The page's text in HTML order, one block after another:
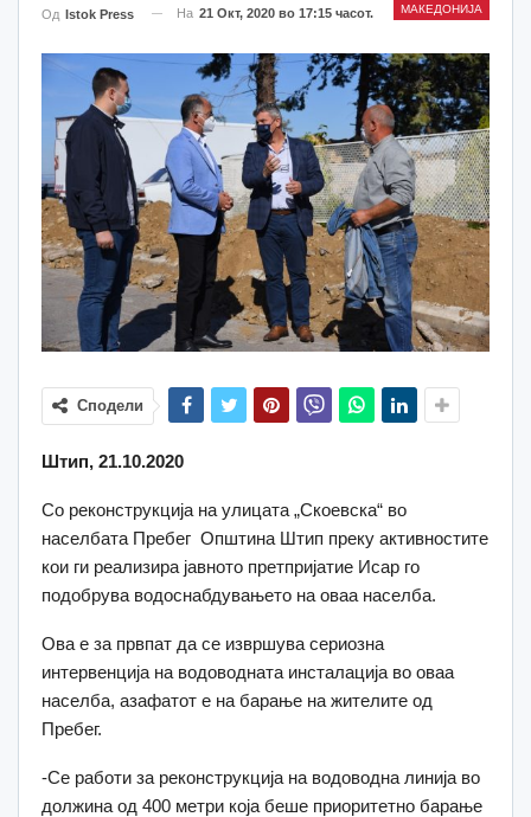
МАКЕДОНИЈА
Од Istok Press На 21 Окт, 2020 во 17:15 часот.
Сподели
Штип, 21.10.2020
Со реконструкција на улицата „Скоевска“ во
населбата Пребег Општина Штип преку активностите
кои ги реализира јавното претпријатие Исар го
подобрува водоснабдувањето на оваа населба.
Ова е за првпат да се извршува сериозна
интервенција на водоводната инсталација во оваа
населба, азафатот е на барање на жителите од
Пребег.
-Се работи за реконструкција на водоводна линија во
должина од 400 метри која беше приоритетно барање